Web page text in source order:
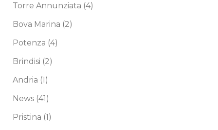
Torre Annunziata (4)
Bova Marina (2)
Potenza (4)
Brindisi (2)
Andria (1)
News (41)
Pristina (1)